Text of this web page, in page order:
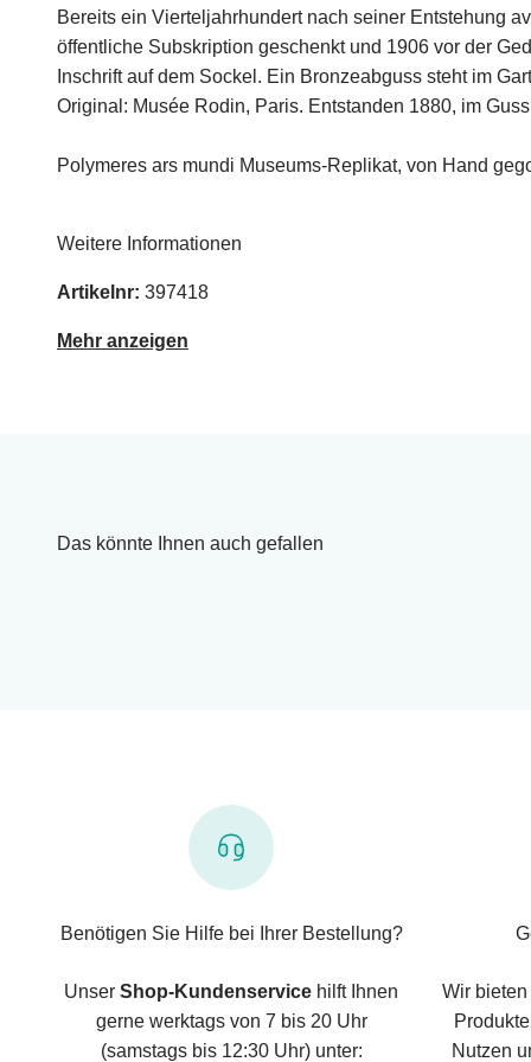
Bereits ein Vierteljahrhundert nach seiner Entstehung
öffentliche Subskription geschenkt und 1906 vor der
Inschrift auf dem Sockel. Ein Bronzeabguss steht im
Original: Musée Rodin, Paris. Entstanden 1880, im
Polymeres ars mundi Museums-Replikat, von Hand
Weitere Informationen
Artikelnr: 397418
Mehr anzeigen
Das könnte Ihnen auch gefallen
Benötigen Sie Hilfe bei Ihrer Bestellung?
Unser Shop-Kundenservice hilft Ihnen
gerne werktags von 7 bis 20 Uhr
(samstags bis 12:30 Uhr) unter:
Wir
Nutzen